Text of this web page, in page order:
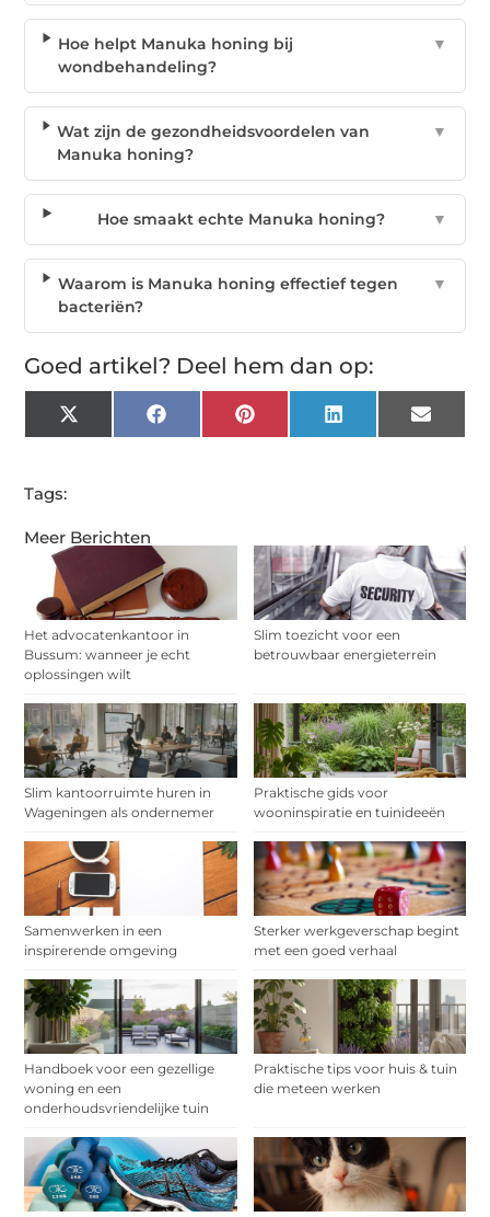
Meer Berichten
Het advocatenkantoor in
Bussum: wanneer je echt
oplossingen wilt
Slim toezicht voor een
betrouwbaar energieterrein
Slim kantoorruimte huren in
Wageningen als ondernemer
Praktische gids voor
wooninspiratie en tuinideeën
Samenwerken in een
inspirerende omgeving
Sterker werkgeverschap begint
met een goed verhaal
Handboek voor een gezellige
woning en een
onderhoudsvriendelijke tuin
Praktische tips voor huis & tuin
die meteen werken
Hoe helpt Manuka honing bij
wondbehandeling?
▼
Wat zijn de gezondheidsvoordelen van
Manuka honing?
▼
Hoe smaakt echte Manuka honing? ▼
Waarom is Manuka honing effectief tegen
bacteriën?
▼
Goed artikel? Deel hem dan op:
X
(Twitter)
Facebook Pinterest LinkedIn Email
Tags: